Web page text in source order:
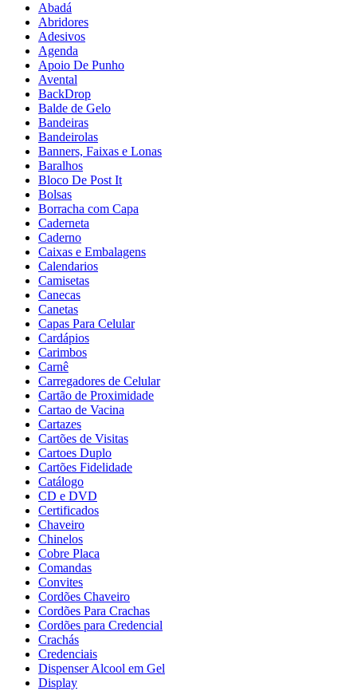
Abadá
Abridores
Adesivos
Agenda
Apoio De Punho
Avental
BackDrop
Balde de Gelo
Bandeiras
Bandeirolas
Banners, Faixas e Lonas
Baralhos
Bloco De Post It
Bolsas
Borracha com Capa
Caderneta
Caderno
Caixas e Embalagens
Calendarios
Camisetas
Canecas
Canetas
Capas Para Celular
Cardápios
Carimbos
Carnê
Carregadores de Celular
Cartão de Proximidade
Cartao de Vacina
Cartazes
Cartões de Visitas
Cartoes Duplo
Cartões Fidelidade
Catálogo
CD e DVD
Certificados
Chaveiro
Chinelos
Cobre Placa
Comandas
Convites
Cordões Chaveiro
Cordões Para Crachas
Cordões para Credencial
Crachás
Credenciais
Dispenser Alcool em Gel
Display